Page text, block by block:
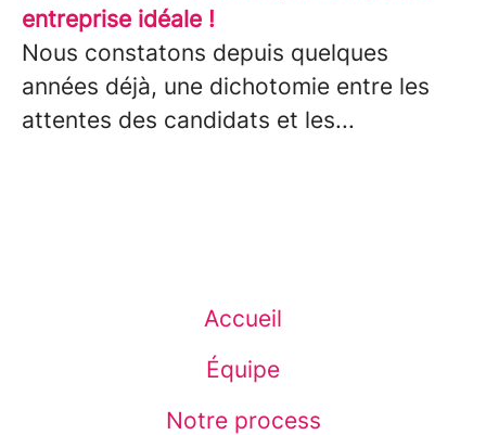
entreprise idéale !
Nous constatons depuis quelques
années déjà, une dichotomie entre les
attentes des candidats et les...
Accueil
Équipe
Notre process